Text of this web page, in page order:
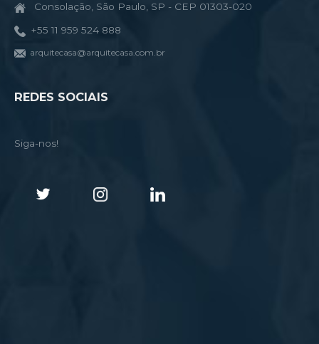
Consolação, São Paulo, SP - CEP 01303-020
+55 11 959 524 888
arquitecasa@arquitecasa.com.br
REDES SOCIAIS
Siga-nos!